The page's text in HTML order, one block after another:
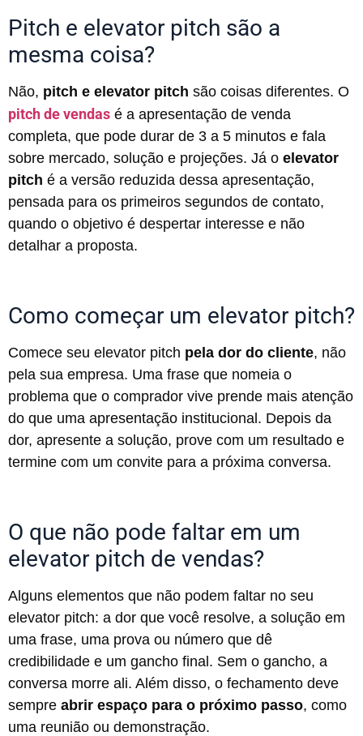
Pitch e elevator pitch são a
mesma coisa?
Não, pitch e elevator pitch são coisas diferentes. O
pitch de vendas é a apresentação de venda
completa, que pode durar de 3 a 5 minutos e fala
sobre mercado, solução e projeções. Já o elevator
pitch é a versão reduzida dessa apresentação,
pensada para os primeiros segundos de contato,
quando o objetivo é despertar interesse e não
detalhar a proposta.
Como começar um elevator pitch?
Comece seu elevator pitch pela dor do cliente, não
pela sua empresa. Uma frase que nomeia o
problema que o comprador vive prende mais atenção
do que uma apresentação institucional. Depois da
dor, apresente a solução, prove com um resultado e
termine com um convite para a próxima conversa.
O que não pode faltar em um
elevator pitch de vendas?
Alguns elementos que não podem faltar no seu
elevator pitch: a dor que você resolve, a solução em
uma frase, uma prova ou número que dê
credibilidade e um gancho final. Sem o gancho, a
conversa morre ali. Além disso, o fechamento deve
sempre abrir espaço para o próximo passo, como
uma reunião ou demonstração.